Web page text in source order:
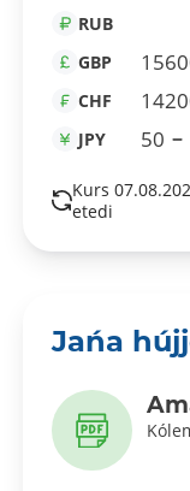
RUB
GBP
CHF
JPY 50
Kurs
etedi
Jańa